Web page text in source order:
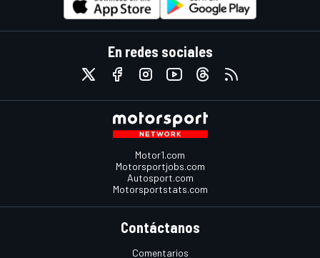
En redes sociales
Motor1.com
Motorsportjobs.com
Autosport.com
Motorsportstats.com
Contáctanos
Comentarios